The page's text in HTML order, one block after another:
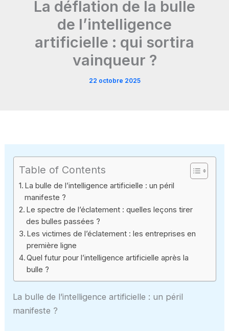
La déflation de la bulle
de l’intelligence
artificielle : qui sortira
vainqueur ?
22 octobre 2025
Table of Contents
La bulle de l’intelligence artificielle : un péril
manifeste ?
Le spectre de l’éclatement : quelles leçons tirer
des bulles passées ?
Les victimes de l’éclatement : les entreprises en
première ligne
Quel futur pour l’intelligence artificielle après la
bulle ?
La bulle de l’intelligence artificielle : un péril
manifeste ?